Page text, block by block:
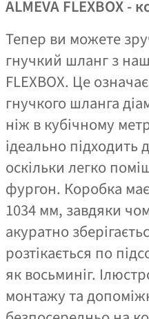
ALMEVA FLEXBOX -
Тепер ви можете
гнучкий шланг з
FLEXBOX. Це
гнучкого шланга
ніж в кубічному
ідеально
оскільки легко
фургон. Коробка
1034 мм, завдяки
акуратно
розтікається по
як восьминіг.
монтажу та